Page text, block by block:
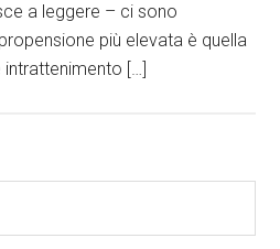
a leggere – ci sono
più elevata è quella
[…]